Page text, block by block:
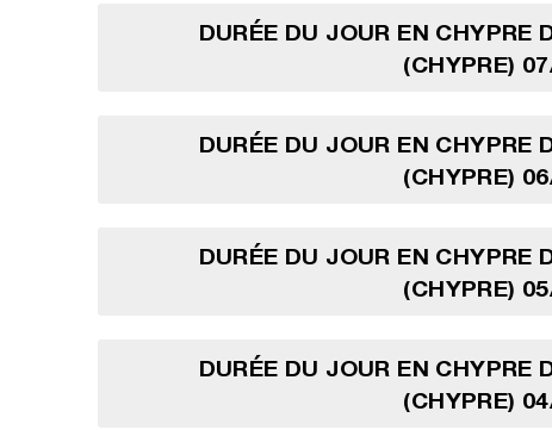
DURÉE DU JOUR EN CHYPRE
(CHYPRE)
DURÉE DU JOUR EN CHYPRE
(CHYPRE)
DURÉE DU JOUR EN CHYPRE
(CHYPRE)
DURÉE DU JOUR EN CHYPRE
(CHYPRE)